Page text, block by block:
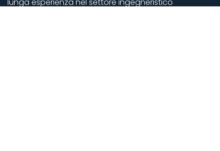
lunga esperienza nel settore ingegneristico